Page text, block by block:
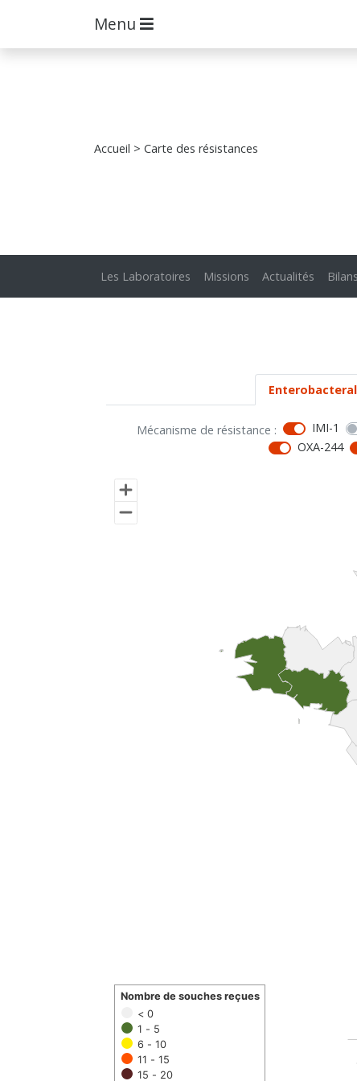
Menu
Accueil > Carte des résistances
Les Laboratoires Missions Actualités
Mécanisme de résistance : IMI-1
OXA-244
< 0
1 - 5
6 - 10
11 - 15
15 - 20
Nombre de souches reçues